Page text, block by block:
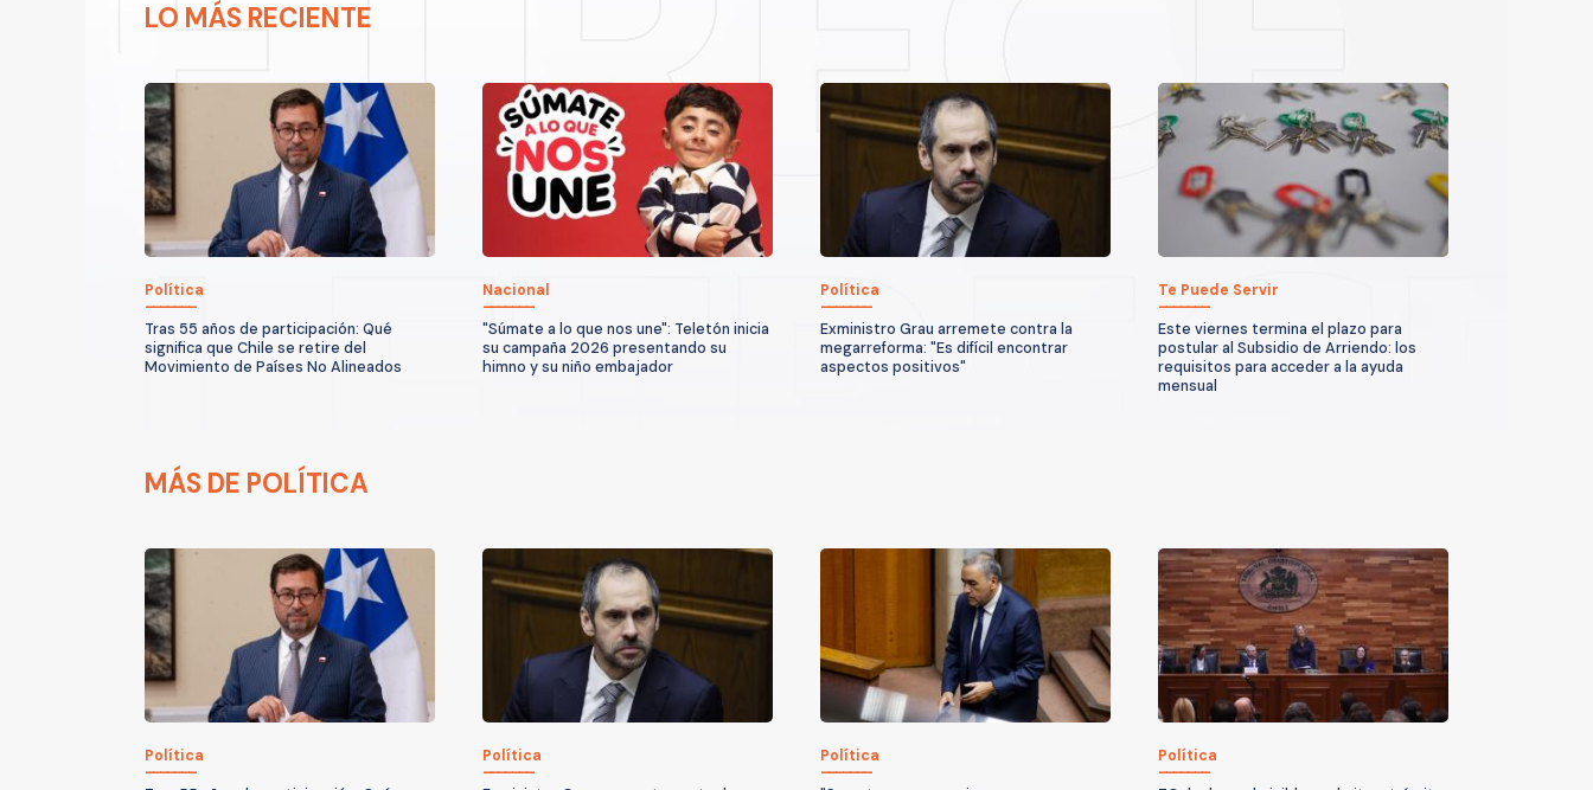
LO MÁS RECIENTE
Política
Tras 55 años de participación: Qué
significa que Chile se retire del
Movimiento de Países No Alineados
Nacional
"Súmate a lo que nos une": Teletón inicia
su campaña 2026 presentando su
himno y su niño embajador
Política
Exministro Grau arremete contra la
megarreforma: "Es difícil encontrar
aspectos positivos"
Te Puede Servir
Este viernes termina el plazo para
postular al Subsidio de Arriendo: los
requisitos para acceder a la ayuda
mensual
MÁS DE POLÍTICA
Política Política Política Política